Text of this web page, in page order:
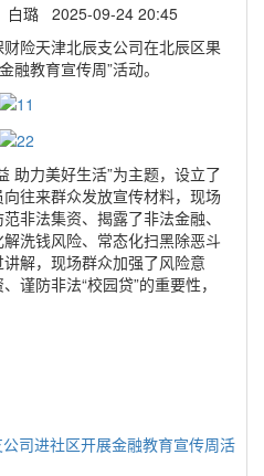
白璐 2025-09-24 20:45
险天津北辰支公司在北辰区果
融教育宣传周”活动。
助力美好生活”为主题，设立了
往来群众发放宣传材料，现场
非法集资、揭露了非法金融、
洗钱风险、常态化扫黑除恶斗
解，现场群众加强了风险意
谨防非法“校园贷”的重要性，
司进社区开展金融教育宣传周活